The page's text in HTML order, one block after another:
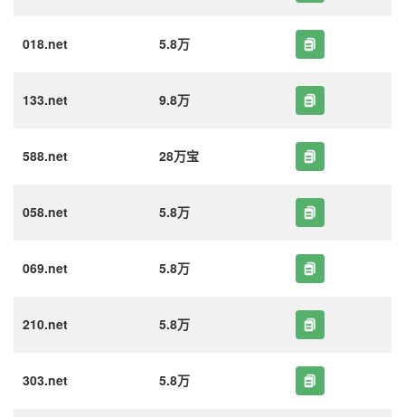
018.net 5.8万
133.net 9.8万
588.net 28万宝
058.net 5.8万
069.net 5.8万
210.net 5.8万
303.net 5.8万